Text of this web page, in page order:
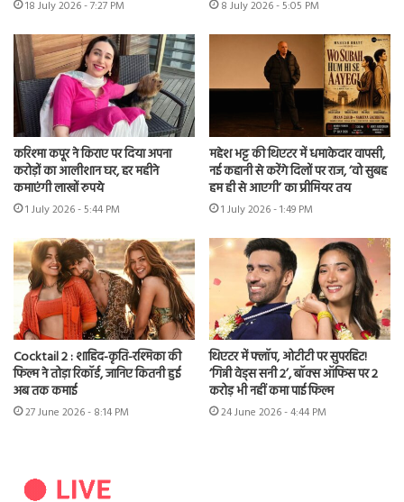
18 July 2026 - 7:27 PM 8 July 2026 - 5:05 PM
करिश्मा कपूर ने किराए पर दिया अपना
करोड़ों का आलीशान घर, हर महीने
कमाएंगी लाखों रुपये
1 July 2026 - 5:44 PM
महेश भट्ट की थिएटर में धमाकेदार वापसी,
नई कहानी से करेंगे दिलों पर राज, ‘वो सुबह
हम ही से आएगी’ का प्रीमियर तय
1 July 2026 - 1:49 PM
Cocktail 2 : शाहिद-कृति-रश्मिका की
फिल्म ने तोड़ा रिकॉर्ड, जानिए कितनी हुई
अब तक कमाई
27 June 2026 - 8:14 PM
थिएटर में फ्लॉप, ओटीटी पर सुपरहिट!
‘गिन्नी वेड्स सनी 2’, बॉक्स ऑफिस पर 2
करोड़ भी नहीं कमा पाई फिल्म
24 June 2026 - 4:44 PM